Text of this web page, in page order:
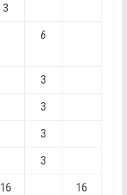
3
6
3
3
3
3
16 16